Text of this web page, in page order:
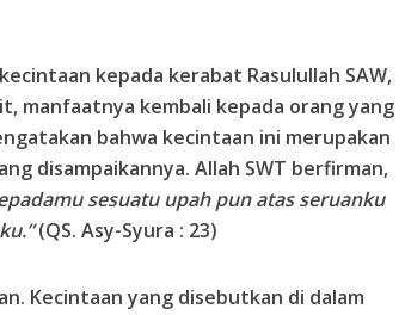
kepada kerabat Rasulullah SAW,
manfaatnya kembali kepada orang yang
bahwa kecintaan ini merupakan
disampaikannya. Allah SWT berfirman,
sesuatu upah pun atas seruanku
(QS. Asy-Syura : 23)
Kecintaan yang disebutkan di dalam